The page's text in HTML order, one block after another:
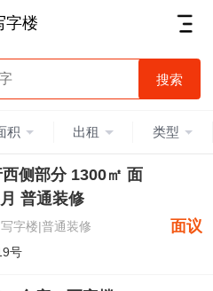
字楼
积 出租 类型
侧部分 1300㎡ 面
普通装修
字楼|普通装修 面议
号